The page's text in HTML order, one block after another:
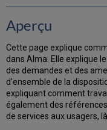
autres
de
gauche :
activités
de
services
aux
usagers
Aperçu
Cette page explique
dans Alma. Elle explique
des demandes et des
d'ensemble de la
expliquant comment
également des
de services aux usagers,